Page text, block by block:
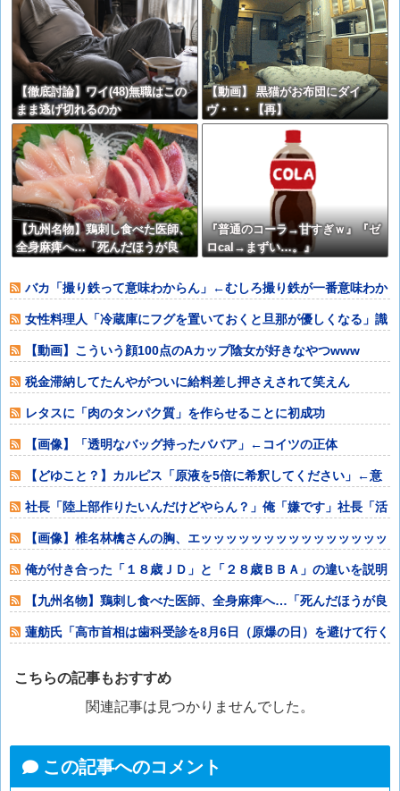
【徹底討論】ワイ(48)無職はこの
まま逃げ切れるのか
【動画】 黒猫がお布団にダイ
ヴ・・・【再】
【九州名物】鶏刺し食べた医師、
全身麻痺へ…「死んだほうが良
『普通のコーラ→甘すぎｗ』『ゼ
ロcal→まずい…。』
バカ「撮り鉄って意味わからん」←むしろ撮り鉄が一番意味わか
るやろ
女性料理人「冷蔵庫にフグを置いておくと旦那が優しくなる」識
者「その手があ
【動画】こういう顔100点のAカップ陰女が好きなやつwww
税金滞納してたんやがついに給料差し押さえされて笑えん
レタスに「肉のタンパク質」を作らせることに初成功
【画像】「透明なバッグ持ったババア」←コイツの正体
【どゆこと？】カルピス「原液を5倍に希釈してください」←意
味が分かりにく
社長「陸上部作りたいんだけどやらん？」俺「嫌です」社長「活
動時間は出勤扱
【画像】椎名林檎さんの胸、エッッッッッッッッッッッッッッッ
ッ！
俺が付き合った「１８歳ＪＤ」と「２８歳ＢＢＡ」の違いを説明
するwww
【九州名物】鶏刺し食べた医師、全身麻痺へ…「死んだほうが良
い」
蓮舫氏「高市首相は歯科受診を8月6日（原爆の日）を避けて行く
こちらの記事もおすすめ
関連記事は見つかりませんでした。
この記事へのコメント